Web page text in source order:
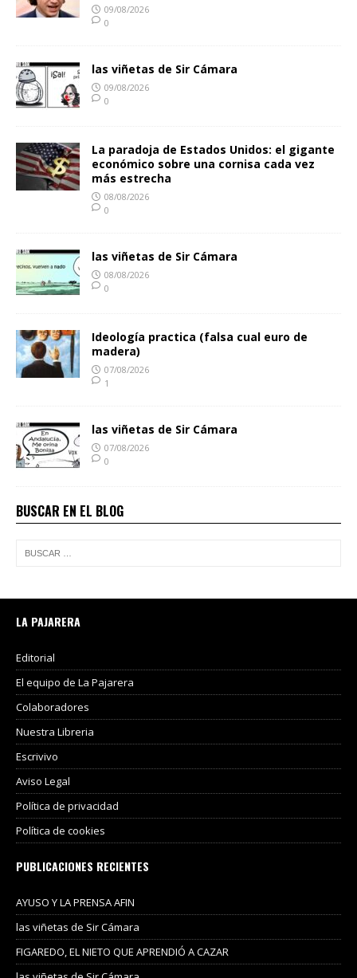
09/08/2026
0
las viñetas de Sir Cámara
09/08/2026
0
La paradoja de Estados Unidos: el gigante
económico sobre una cornisa cada vez
más estrecha
08/08/2026
0
las viñetas de Sir Cámara
08/08/2026
0
Ideología practica (falsa cual euro de
madera)
07/08/2026
1
las viñetas de Sir Cámara
07/08/2026
0
BUSCAR EN EL BLOG
LA PAJARERA
Editorial
El equipo de La Pajarera
Colaboradores
Nuestra Libreria
Escrivivo
Aviso Legal
Política de privacidad
Política de cookies
PUBLICACIONES RECIENTES
AYUSO Y LA PRENSA AFIN
las viñetas de Sir Cámara
FIGAREDO, EL NIETO QUE APRENDIÓ A CAZAR